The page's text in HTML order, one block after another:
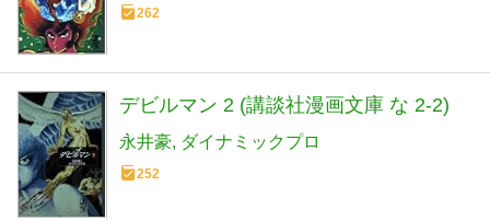
262
デビルマン 2 (講談社漫画文庫 な 2-2)
永井豪 ダイナミックプロ
252